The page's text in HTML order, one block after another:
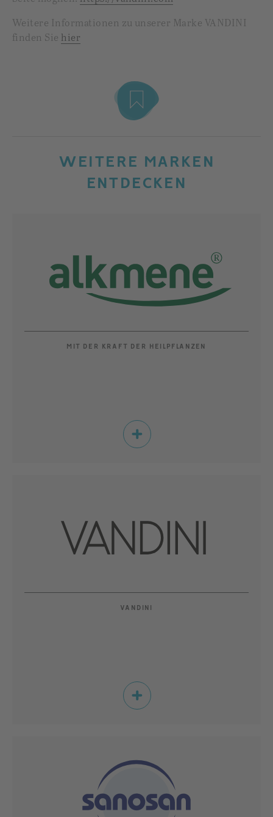
Weitere Informationen zu unserer Marke VANDINI
finden Sie hier
WEITERE MARKEN
ENTDECKEN
MIT DER KRAFT DER HEILPFLANZEN
VANDINI